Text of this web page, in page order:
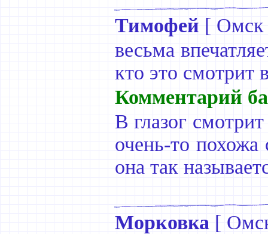
Тимофей [ Омск
весьма
кто это смотрит
Комментарий
В глазог
очень-то похожа
она так
Морковка [